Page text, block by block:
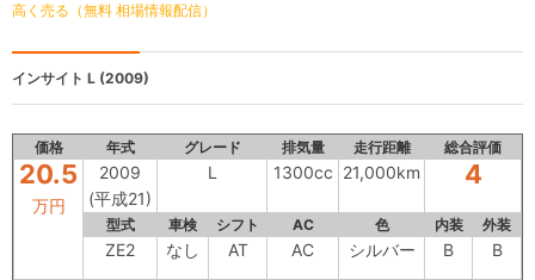
高く売る（無料 相場情報配信）
インサイト L (2009)
価格 年式 グレード 排気量 走行距離 総合評価
20.5
万円
2009
(平成21)
L 1300cc 21,000km 4
型式 車検 シフト AC 色 内装 外装
ZE2 なし AT AC シルバー B B